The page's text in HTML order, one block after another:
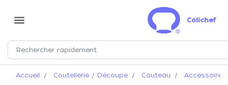
menu Colichef
Accueil Coutellerie / Découpe Couteau